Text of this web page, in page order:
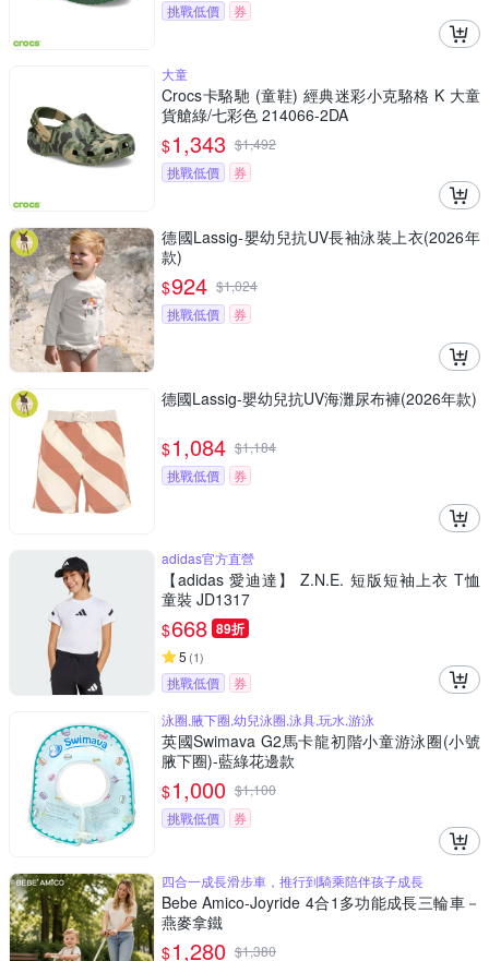
挑戰低價
券
大童
Crocs卡駱馳 (童鞋) 經典迷彩小克駱格 K 大童
貨艙綠/七彩色 214066-2DA
$1,343 $1,492
挑戰低價
券
德國Lassig-嬰幼兒抗UV長袖泳裝上衣(2026年
款)
$924 $1,024
挑戰低價
券
德國Lassig-嬰幼兒抗UV海灘尿布褲(2026年款)
$1,084 $1,184
挑戰低價
券
adidas官方直營
【adidas 愛迪達】 Z.N.E. 短版短袖上衣 T恤
童裝 JD1317
$668 89折
5 (1)
挑戰低價
券
泳圈,腋下圈,幼兒泳圈,泳具,玩水,游泳
英國Swimava G2馬卡龍初階小童游泳圈(小號
腋下圈)-藍綠花邊款
$1,000 $1,100
挑戰低價
券
四合一成長滑步車，推行到騎乘陪伴孩子成長
Bebe Amico-Joyride 4合1多功能成長三輪車－
燕麥拿鐵
$1,280 $1,380